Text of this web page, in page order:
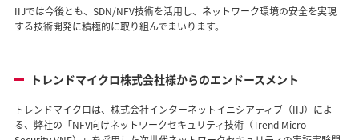
IIJでは今後とも、SDN/NFV技術を活用し、ネットワーク環境の安全を実現
する技術開発に積極的に取り組んでまいります。
トレンドマイクロ株式会社様からのエンドースメント
トレンドマイクロは、株式会社インターネットイニシアティブ（IIJ）によ
る、弊社の「NFV向けネットワークセキュリティ技術（Trend Micro